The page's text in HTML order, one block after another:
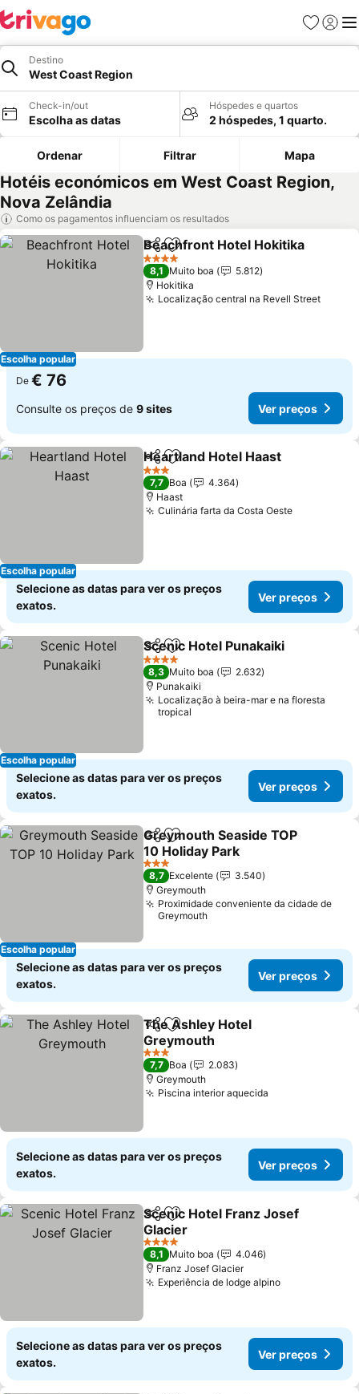
Favoritos
Iniciar
Destino
West Coast Region
Check-in/out
Escolha as datas
Hóspedes e quartos
2 hóspedes, 1 quarto.
Ordenar Filtrar Mapa
Hotéis económicos em West Coast Region,
Nova Zelândia
Como os pagamentos influenciam os resultados
Escolha popular
PartilharAdicionar aos favoritos
Beachfront Hotel Hokitika
4 Estrelas
8,1 Muito boa
5.812
Hokitika
Localização central na Revell Street
De € 76
Consulte os preços de 9 sites Ver preços
Escolha popular
PartilharAdicionar aos favoritos
Heartland Hotel Haast
3 Estrelas
7,7 Boa
4.364
Haast
Culinária farta da Costa Oeste
Selecione as datas para ver os preços
exatos.
Ver preços
Escolha popular
PartilharAdicionar aos favoritos
Scenic Hotel Punakaiki
4 Estrelas
8,3 Muito boa
2.632
Punakaiki
Localização à beira-mar e na floresta
tropical
Selecione as datas para ver os preços
exatos.
Ver preços
Escolha popular
PartilharAdicionar aos favoritos
Greymouth Seaside TOP
10 Holiday Park
3 Estrelas
8,7 Excelente
3.540
Greymouth
Proximidade conveniente da cidade de
Greymouth
Selecione as datas para ver os preços
exatos.
Ver preços
PartilharAdicionar aos favoritos
The Ashley Hotel
Greymouth
3 Estrelas
7,7 Boa
2.083
Greymouth
Piscina interior aquecida
Selecione as datas para ver os preços
exatos.
Ver preços
PartilharAdicionar aos favoritos
Scenic Hotel Franz Josef
Glacier
4 Estrelas
8,1 Muito boa
4.046
Franz Josef Glacier
Experiência de lodge alpino
Selecione as datas para ver os preços
exatos.
Ver preços